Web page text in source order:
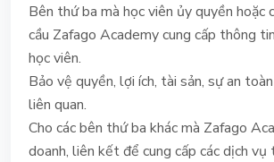
Bên thứ ba mà học viên ủy quyền hoặc
cầu Zafago Academy cung cấp thông
học viên.
Bảo vệ quyền, lợi ích, tài sản, sự an
liên quan.
Cho các bên thứ ba khác mà Zafago
doanh, liên kết để cung cấp các dịch vụ